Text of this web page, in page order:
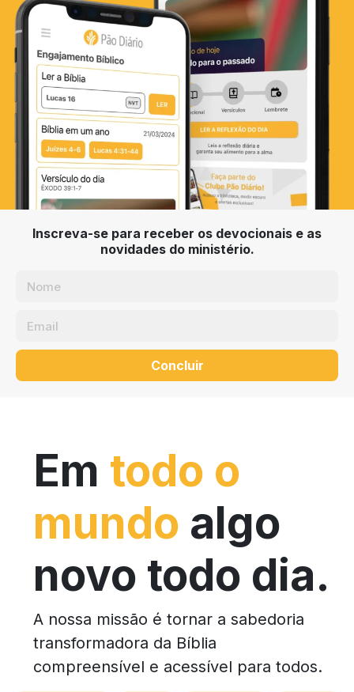
Inscreva-se para receber os devocionais e as
novidades do ministério.
Concluir
Em todo o
mundo algo
novo todo dia.
A nossa missão é tornar a sabedoria
transformadora da Bíblia
compreensível e acessível para todos.